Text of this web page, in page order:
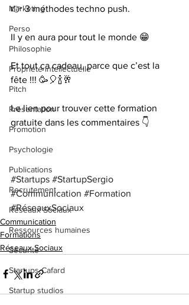
Marketing
Perso
Philosophie
Propriété intellectuelle
Pitch
Présentation
Promotion
Psychologie
Publications
Recrutement
Réseaux Sociaux
Ressources humaines
Sécurité
Startups Cafard
Startup studios
👉 3 méthodes techno push.
Il y en aura pour tout le monde 😁
Et tout ça cadeau, parce que c’est la
fête !!! 🥳🎈🍾🥂
Le lien pour trouver cette formation
gratuite dans les commentaires 👇
#Startups #StartupSergio
#Communication #Formation
#RéseauxSociaux
Communication
Formations
Réseaux Sociaux